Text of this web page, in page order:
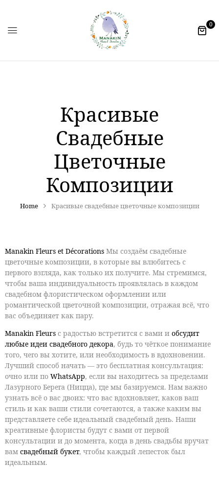
0
Красивые
Свадебные
Цветочные
Композиции
Home Красивые свадебные цветочные композиции
Manakin Fleurs et Décorations Мы создаём свадебные
цветочные композиции, в которые вы влюбитесь с
первого взгляда, как только их получите. Мы стремимся,
чтобы ваша индивидуальность проявлялась в каждом
свадебном флористическом оформлении или
романтической цветочной композиции, отражая всё, что
вас объединяет как пару.
Manakin Fleurs с радостью встретится с вами и обсудит
любые идеи свадебного декора, будь то чёткое понимание
того, чего вы хотите, или необходимость в вдохновении.
Лучший способ начать — это бесплатная консультация:
очно или по WhatsApp, если вы находитесь за пределами
Лазурного Берега (Ницца), где мы базируемся. Нам важно
узнать всё о вас двоих: что вас вдохновляет, каков ваш
стиль и как ваши стили сочетаются, а также каким вы
представляете себе идеальный свадебный день. Наши
креативные флористы будут с вами от первой
консультации и до момента, когда в день свадьбы вручат
вам свадебный букет, чтобы каждый лепесток был
идеальным.